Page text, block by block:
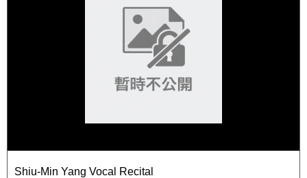
Shiu-Min Yang Vocal Recital